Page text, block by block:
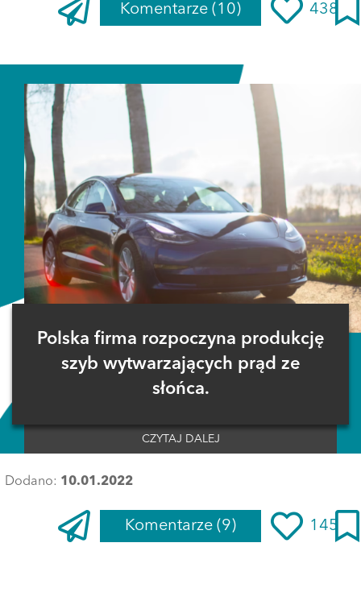
Komentarze (10) 438
Polska firma rozpoczyna produkcję
szyb wytwarzających prąd ze
słońca.
CZYTAJ DALEJ
Dodano: 10.01.2022
Komentarze (9) 145